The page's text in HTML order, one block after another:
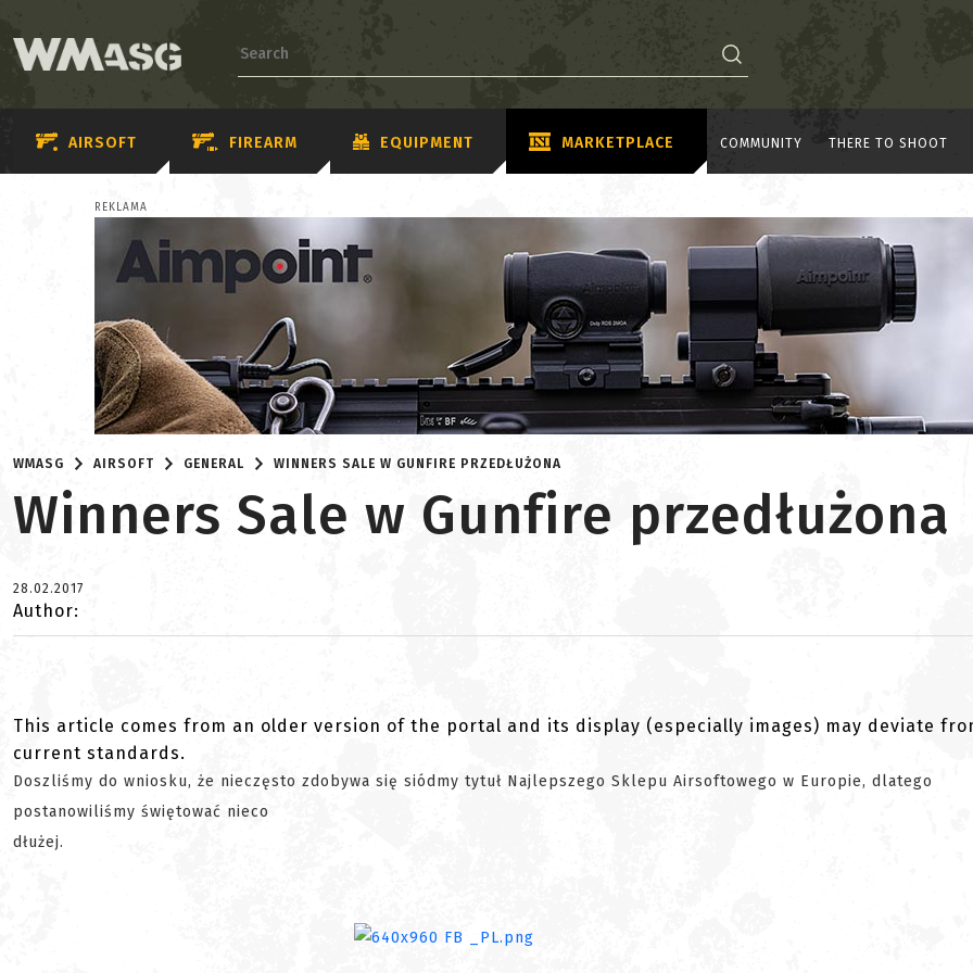
AIRSOFT FIREARM EQUIPMENT MARKETPLACE COMMUNITY THERE TO SHOOT
REKLAMA
WMASG AIRSOFT GENERAL WINNERS SALE W GUNFIRE PRZEDŁUŻONA
Winners Sale w Gunfire przedłużona
28.02.2017
Author:
This article comes from an older version of the portal and its display (especially images) may deviate
current standards.
Doszliśmy do wniosku, że nieczęsto zdobywa się siódmy tytuł Najlepszego Sklepu Airsoftowego w Europie, dlatego
postanowiliśmy świętować nieco
dłużej.